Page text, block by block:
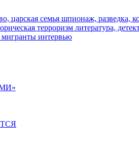
царская семья шпионаж, разведка,
терроризм литература,
мигранты интервью